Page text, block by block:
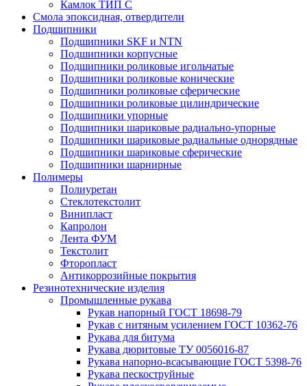
Камлок ТИП С
Смола эпоксидная, отвердители
Подшипники
Подшипники SKF и NTN
Подшипники корпусные
Подшипники роликовые игольчатые
Подшипники роликовые конические
Подшипники роликовые сферические
Подшипники роликовые цилиндрические
Подшипники упорные
Подшипники шариковые радиально-упорные
Подшипники шариковые радиальные однорядные
Подшипники шариковые сферические
Подшипники шарнирные
Полимеры
Полиуретан
Стеклотекстолит
Винипласт
Капролон
Лента ФУМ
Текстолит
Фторопласт
Антикоррозийные покрытия
Резинотехнические изделия
Промышленные рукава
Рукав напорный ГОСТ 18698-79
Рукав с нитяным усилением ГОСТ 10362-76
Рукава для битума
Рукава дюритовые ТУ 0056016-87
Рукава напорно-всасывающие ГОСТ 5398-76
Рукава пескоструйные